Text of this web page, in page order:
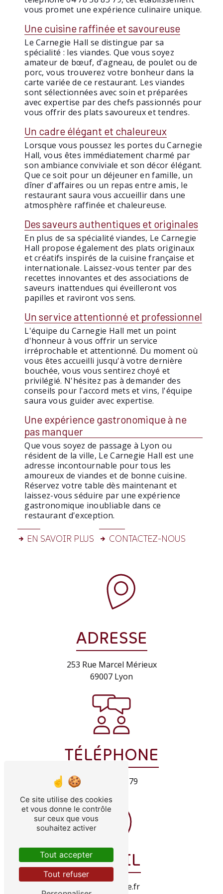
vous promet une expérience culinaire unique.
Une cuisine raffinée et savoureuse
Le Carnegie Hall se distingue par sa
spécialité : les viandes. Que vous soyez
amateur de bœuf, d'agneau, de poulet ou de
porc, vous trouverez votre bonheur dans la
carte variée de ce restaurant. Les viandes
sont sélectionnées avec soin et préparées
avec expertise par des chefs passionnés pour
vous offrir des plats savoureux et tendres.
Un cadre élégant et chaleureux
Lorsque vous poussez les portes du Carnegie
Hall, vous êtes immédiatement charmé par
son ambiance conviviale et son décor élégant.
Que ce soit pour un déjeuner en famille, un
dîner d'affaires ou un repas entre amis, le
restaurant saura vous accueillir dans une
atmosphère raffinée et chaleureuse.
Des saveurs authentiques et originales
En plus de sa spécialité viandes, Le Carnegie
Hall propose également des plats originaux
et créatifs inspirés de la cuisine française et
internationale. Laissez-vous tenter par des
recettes innovantes et des associations de
saveurs inattendues qui éveilleront vos
papilles et raviront vos sens.
Un service attentionné et professionnel
L'équipe du Carnegie Hall met un point
d'honneur à vous offrir un service
irréprochable et attentionné. Du moment où
vous êtes accueilli jusqu'à votre dernière
bouchée, vous vous sentirez choyé et
privilégié. N'hésitez pas à demander des
conseils pour l'accord mets et vins, l'équipe
saura vous guider avec expertise.
Une expérience gastronomique à ne
pas manquer
Que vous soyez de passage à Lyon ou
résident de la ville, Le Carnegie Hall est une
adresse incontournable pour tous les
amoureux de viandes et de bonne cuisine.
Réservez votre table dès maintenant et
laissez-vous séduire par une expérience
gastronomique inoubliable dans ce
restaurant d'exception.
EN SAVOIR PLUS CONTACTEZ-NOUS
ADRESSE
253 Rue Marcel Mérieux
69007 Lyon
TÉLÉPHONE
04 78 58 85 79
E-MAIL
killy@orange.fr
Ce site utilise des cookies
et vous donne le contrôle
sur ceux que vous
souhaitez activer
Tout accepter
Tout refuser